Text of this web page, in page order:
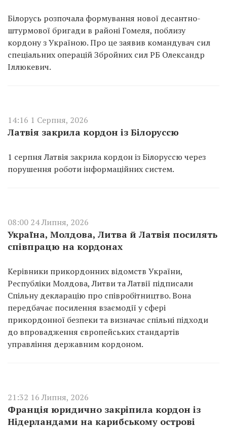
Білорусь розпочала формування нової десантно-
штурмової бригади в районі Гомеля, поблизу
кордону з Україною. Про це заявив командувач сил
спеціальних операцій Збройних сил РБ Олександр
Іллюкевич.
14:16 1 Серпня, 2026
Латвія закрила кордон із Білоруссю
1 серпня Латвія закрила кордон із Білоруссю через
порушення роботи інформаційних систем.
08:00 24 Липня, 2026
Україна, Молдова, Литва й Латвія посилять
співпрацю на кордонах
Керівники прикордонних відомств України,
Республіки Молдова, Литви та Латвії підписали
Спільну декларацію про співробітництво. Вона
передбачає посилення взаємодії у сфері
прикордонної безпеки та визначає спільні підходи
до впровадження європейських стандартів
управління державним кордоном.
21:32 16 Липня, 2026
Франція юридично закріпила кордон із
Нідерландами на карибському острові